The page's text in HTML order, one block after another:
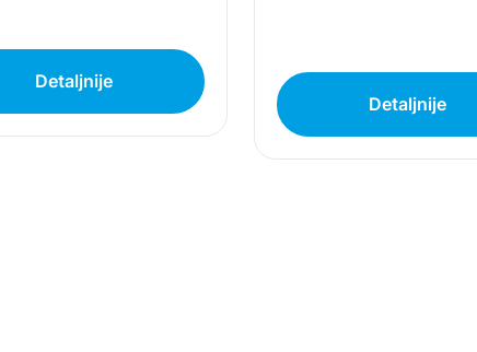
u poređenju sa prethodnim modelom.
iglom za otvaranje i Vodičem za brzo pokretanje.
– uređaj koji pruža više nego što očekujete.
Detaljnije
Detaljnije